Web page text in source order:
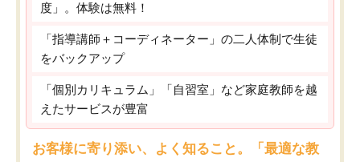
度」。体験は無料！
「指導講師＋コーディネーター」の二人体制で生徒
をバックアップ
「個別カリキュラム」「自習室」など家庭教師を越
えたサービスが豊富
お客様に寄り添い、よく知ること。「最適な教